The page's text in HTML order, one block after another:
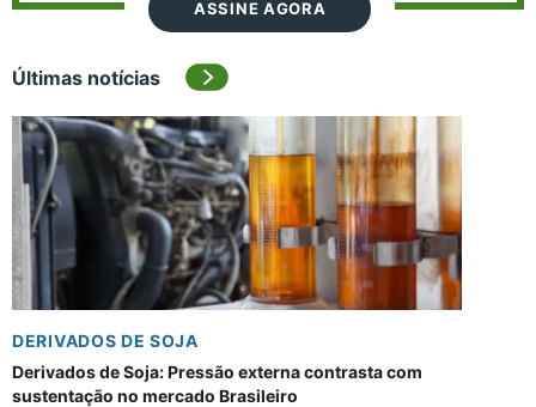
ASSINE AGORA
Últimas notícias
DERIVADOS DE SOJA
Derivados de Soja: Pressão externa contrasta com
sustentação no mercado Brasileiro